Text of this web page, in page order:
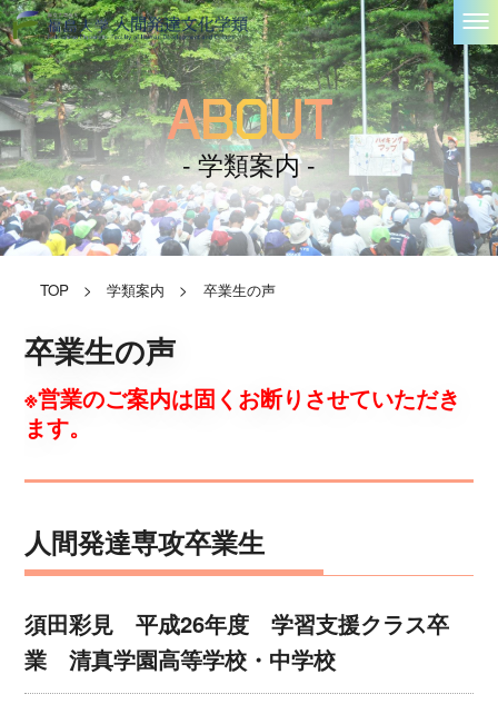
ABOUT
- 学類案内 -
TOP> 学類案内 > 卒業生の声
卒業生の声
※営業のご案内は固くお断りさせていただき
ます。
人間発達専攻卒業生
須田彩見 平成26年度 学習支援クラス卒
業 清真学園高等学校・中学校